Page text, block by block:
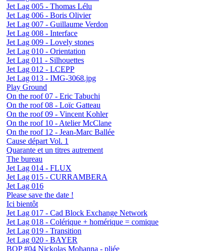
Jet Lag 005 - Thomas Lélu
Jet Lag 006 - Boris Olivier
Jet Lag 007 - Guillaume Verdon
Jet Lag 008 - Interface
Jet Lag 009 - Lovely stones
Jet Lag 010 - Orientation
Jet Lag 011 - Silhouettes
Jet Lag 012 - LCEPP
Jet Lag 013 - IMG-3068.jpg
Play Ground
On the roof 07 - Eric Tabuchi
On the roof 08 - Loïc Gatteau
On the roof 09 - Vincent Kohler
On the roof 10 - Atelier McClane
On the roof 12 - Jean-Marc Ballée
Cause départ Vol. 1
Quarante et un titres autrement
The bureau
Jet Lag 014 - FLUX
Jet Lag 015 - CURRAMBERA
Jet Lag 016
Please save the date !
Ici bientôt
Jet Lag 017 - Cad Block Exchange Network
Jet Lag 018 - Colérique + homérique = comique
Jet Lag 019 - Transition
Jet Lag 020 - BAYER
BOP #04 Nickolas Mohanna - pliée